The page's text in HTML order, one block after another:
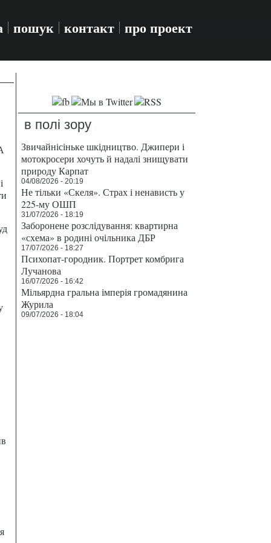
пошук контакт про проект
в полі зору
Звичайнісіньке шкідництво. Джипери і
мотокросери хочуть й надалі знищувати
природу Карпат
04/08/2026 - 20:19
Не тільки «Скеля». Страх і ненависть у
225-му ОШП
31/07/2026 - 18:19
Заборонене розслідування: квартирна
«схема» в родині очільника ДБР
17/07/2026 - 18:27
Психопат-городник. Портрет комбрига
Лучанова
16/07/2026 - 16:42
Мільярдна гральна імперія громадянина
Журила
09/07/2026 - 18:04